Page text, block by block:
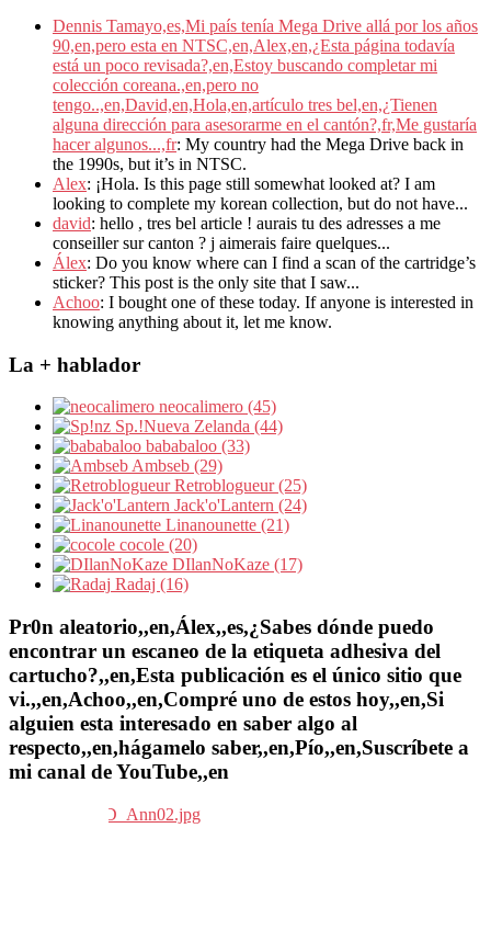
Dennis Tamayo,es,Mi país tenía Mega Drive allá por los años
90,en,pero esta en NTSC,en,Alex,en,¿Esta página todavía
está un poco revisada?,en,Estoy buscando completar mi
colección coreana.,en,pero no
tengo..,en,David,en,Hola,en,artículo tres bel,en,¿Tienen
alguna dirección para asesorarme en el cantón?,fr,Me gustaría
hacer algunos...,fr: My country had the Mega Drive back in
the 1990s, but it’s in NTSC.
Alex: ¡Hola. Is this page still somewhat looked at? I am
looking to complete my korean collection, but do not have...
david: hello , tres bel article ! aurais tu des adresses a me
conseiller sur canton ? j aimerais faire quelques...
Álex: Do you know where can I find a scan of the cartridge’s
sticker? This post is the only site that I saw...
Achoo: I bought one of these today. If anyone is interested in
knowing anything about it, let me know.
La + hablador
neocalimero (45)
Sp.!Nueva Zelanda (44)
bababaloo (33)
Ambseb (29)
Retroblogueur (25)
Jack'o'Lantern (24)
Linanounette (21)
cocole (20)
DIlanNoKaze (17)
Radaj (16)
Pr0n aleatorio,,en,Álex,,es,¿Sabes dónde puedo
encontrar un escaneo de la etiqueta adhesiva del
cartucho?,,en,Esta publicación es el único sitio que
vi.,,en,Achoo,,en,Compré uno de estos hoy,,en,Si
alguien esta interesado en saber algo al
respecto,,en,hágamelo saber,,en,Pío,,en,Suscríbete a
mi canal de YouTube,,en